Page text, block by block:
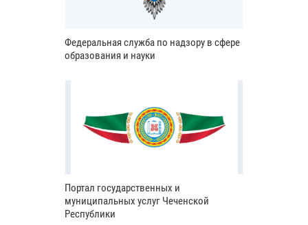
Федеральная служба по надзору в сфере
образования и науки
Портал государственных и
муниципальных услуг Чеченской
Республики